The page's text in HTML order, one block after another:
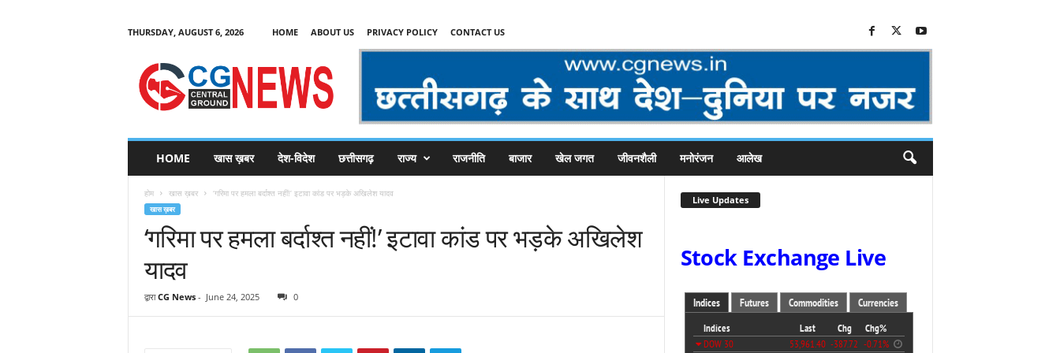
THURSDAY, AUGUST 6, 2026 HOME ABOUT US PRIVACY POLICY CONTACT US
C
HOME खास ख़बर देश-विदेश छत्तीसगढ़ राज्य राजनीति बाजार खेल जगत जीवनशैली मनोरंजन आलेख
होम खास ख़बर ‘गरिमा पर हमला बर्दाश्त नहीं!’ इटावा कांड पर भड़के अखिलेश यादव
खास ख़बर
‘गरिमा पर हमला बर्दाश्त नहीं!’ इटावा कांड पर भड़के अखिलेश
यादव
द्वारा CG News- June 24, 2025 0
Live Updates
Stock Exchange Live